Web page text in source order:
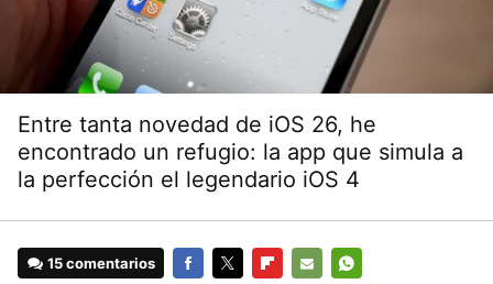
Entre tanta novedad de iOS 26, he
encontrado un refugio: la app que simula a
la perfección el legendario iOS 4
15 comentarios